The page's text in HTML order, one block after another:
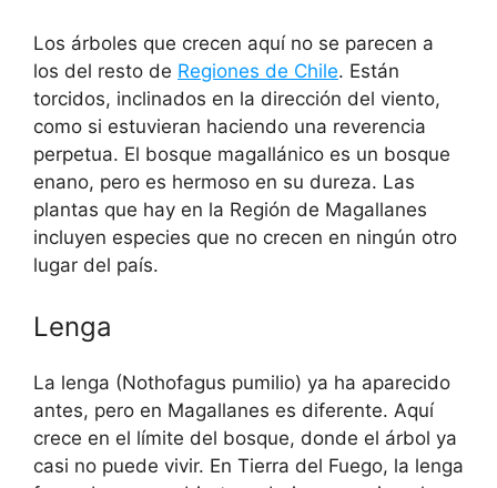
Los árboles que crecen aquí no se parecen a
los del resto de Regiones de Chile. Están
torcidos, inclinados en la dirección del viento,
como si estuvieran haciendo una reverencia
perpetua. El bosque magallánico es un bosque
enano, pero es hermoso en su dureza. Las
plantas que hay en la Región de Magallanes
incluyen especies que no crecen en ningún otro
lugar del país.
Lenga
La lenga (Nothofagus pumilio) ya ha aparecido
antes, pero en Magallanes es diferente. Aquí
crece en el límite del bosque, donde el árbol ya
casi no puede vivir. En Tierra del Fuego, la lenga